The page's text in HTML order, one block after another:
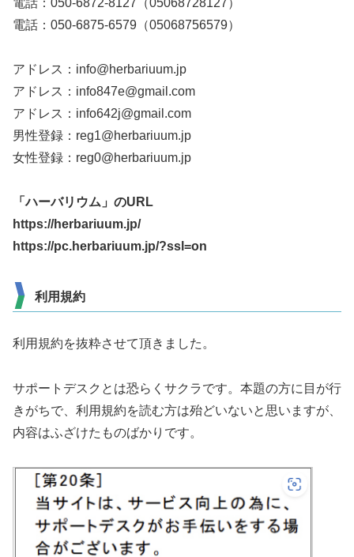
電話：050-6875-6579（05068756579）
アドレス：info@herbariuum.jp
アドレス：info847e@gmail.com
アドレス：info642j@gmail.com
男性登録：reg1@herbariuum.jp
女性登録：reg0@herbariuum.jp
「ハーバリウム」のURL
https://herbariuum.jp/
https://pc.herbariuum.jp/?ssl=on
利用規約
利用規約を抜粋させて頂きました。
サポートデスクとは恐らくサクラです。本題の方に目が行
きがちで、利用規約を読む方は殆どいないと思いますが、
内容はふざけたものばかりです。